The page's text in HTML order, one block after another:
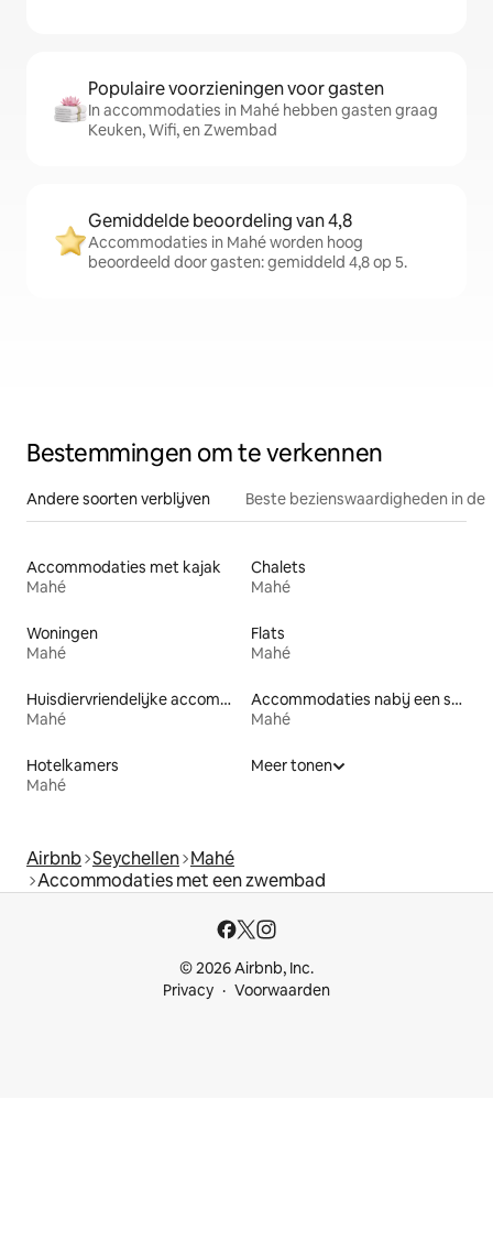
Populaire voorzieningen voor gasten
In accommodaties in Mahé hebben gasten graag
Keuken, Wifi, en Zwembad
Gemiddelde beoordeling van 4,8
Accommodaties in Mahé worden hoog
beoordeeld door gasten: gemiddeld 4,8 op 5.
Bestemmingen om te verkennen
Andere soorten verblijven Beste bezienswaardigheden in de
Accommodaties met kajak
Mahé
Chalets
Mahé
Woningen
Mahé
Flats
Mahé
Huisdiervriendelijke accommodaties
Mahé
Accommodaties nabij een strand
Mahé
Hotelkamers
Mahé
Meer tonen
Airbnb Seychellen Mahé
Accommodaties met een zwembad
© 2026 Airbnb, Inc.
Privacy
Voorwaarden